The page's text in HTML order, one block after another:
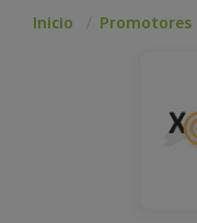
Inicio Promotores